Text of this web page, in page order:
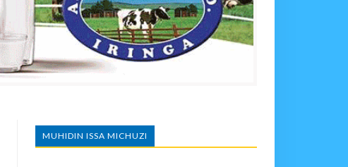
MUHIDIN ISSA MICHUZI